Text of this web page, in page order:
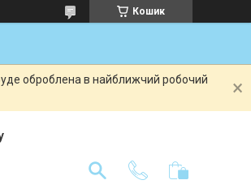
Кошик
оброблена в найближчий робочий